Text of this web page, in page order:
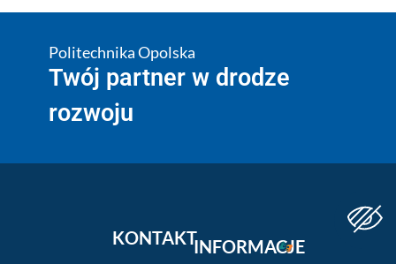
Politechnika Opolska
Twój partner w drodze
rozwoju
KONTAKTINFORMACJE